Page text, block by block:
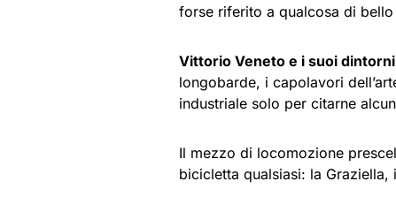
forse riferito a qualcosa di
Vittorio Veneto e i suoi
longobarde, i capolavori
industriale solo per citarne
Il mezzo di locomozione
bicicletta qualsiasi: la